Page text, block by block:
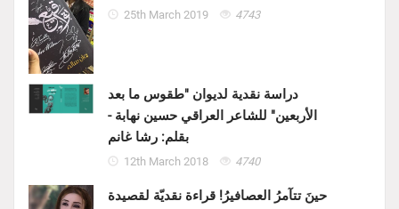
25th March 2019 4743
دراسة نقدية لديوان "طقوس ما بعد
الأربعين" للشاعر العراقي حسين نهابة -
بقلم: رشا غانم
12th March 2018 4740
حينَ تتآمرُ العصافيرُ! قراءة نقديّة لقصيدة